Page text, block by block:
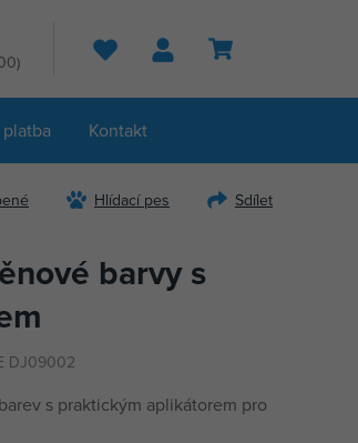
Hledat
Kontakt
Hlídací pes Sdílet
barvy s
DJ09002
s praktickým aplikátorem pro